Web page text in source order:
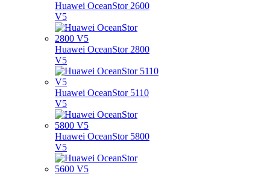
Huawei OceanStor 2600
V5
Huawei OceanStor 2800
V5
Huawei OceanStor 5110
V5
Huawei OceanStor 5800
V5